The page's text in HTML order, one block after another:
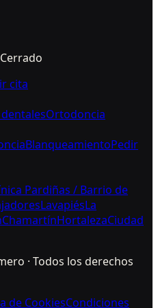
cita
Ortodoncia
BlanqueamientoPedir
Pardiñas / Barrio de
LavapiésLa
ChamartínHortalezaCiudad
· Todos los derechos
de CookiesCondiciones